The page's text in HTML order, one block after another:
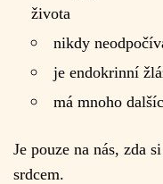
života
nikdy
je endokrinní
má mnoho
Je pouze na nás, zda
srdcem.